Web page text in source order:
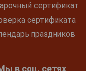
сертификат
сертификата
праздников
в соц. сетях